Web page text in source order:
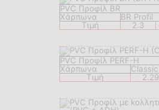
PVC Προφίλ BR
Χάρπωνα
BR Profil
Τιμή
2.3
PVC Προφίλ PERF-H
Χάρπωνα
Classic
Τιμή
2.29